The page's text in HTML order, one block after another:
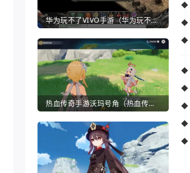
华为玩不了VIVO手游（华为玩不了VIVO手游怎么办）
热血传奇手游沃玛号角（热血传奇沃玛装备隐藏属性）
◆
◆
◆
◆
◆
◆
◆
◆